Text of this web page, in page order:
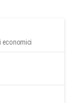
economici